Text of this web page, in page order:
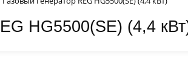
HG5500(SE) (4,4